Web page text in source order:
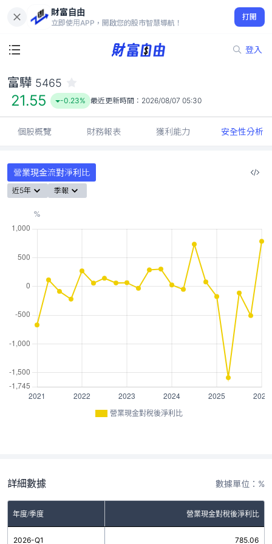
財富自由
立即使用APP，開啟您的股市智慧導航！
打開
登入
21.55
-0.23%
富驊 5465
21.55 -0.23% 最近更新時間： 2026/08/07 05:30
個股概覽 財務報表 獲利能力 安全性分析
營業現金流對淨利比
近5年 季報
營業現金對稅後淨利比
詳細數據 數據單位：%
年度/季度 營業現金對稅後淨利比
2026-Q1 785.06